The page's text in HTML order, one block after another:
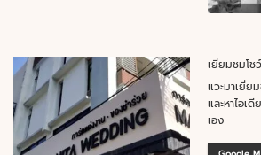
เยี่ยมชมโช
แวะมาเยี่ย
และหาไอเ
เอง